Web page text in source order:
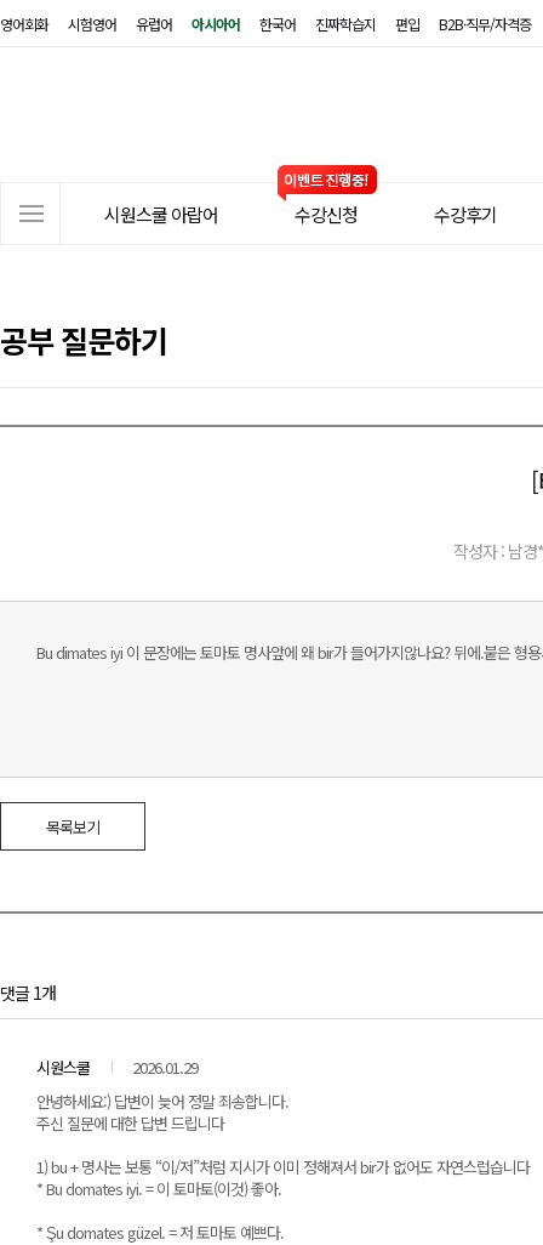
영어회화 시험영어 유럽어 아시아어 한국어 진짜학습지 편입 B2B·직무/자격증
시원스쿨 아랍어 수강신청 수강후기
공부 질문하기
작성자 : 남경
Bu dimates iyi 이 문장에는 토마토 명사앞에 왜 bir가 들어가지않나요? 뒤에.붙은 형
목록보기
댓글 1개
시원스쿨
2026.01.29
안녕하세요:) 답변이 늦어 정말 죄송합니다.
주신 질문에 대한 답변 드립니다
1) bu + 명사는 보통 “이/저”처럼 지시가 이미 정해져서 bir가 없어도 자연스럽습니다
* Bu domates iyi. = 이 토마토(이것) 좋아.
* Şu domates güzel. = 저 토마토 예쁘다.